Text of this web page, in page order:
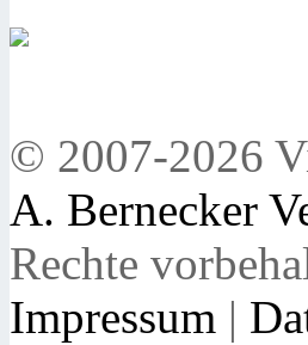
© 2007-2026
A. Bernecker
Rechte
Impressum |